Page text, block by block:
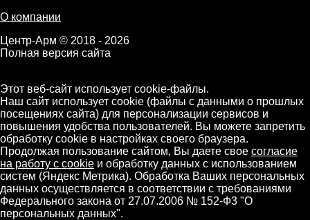
О компании
Центр-Арм © 2018 - 2026
Полная версия сайта
Этот веб-сайт использует cookie-файлы.
Наш сайт использует cookie (файлы с данными о прошлых
посещениях сайта) для персонализации сервисов и
повышения удобства пользователей. Вы можете запретить
обработку cookie в настройках своего браузера.
Продолжая пользование сайтом, Вы даете свое согласие
на работу с cookie и обработку данных с использованием
систем (Яндекс Метрика). Обработка Ваших персональных
данных осуществляется в соответствии с требованиями
Федерального закона от 27.07.2006 № 152-Ф3 "О
персональных данных".